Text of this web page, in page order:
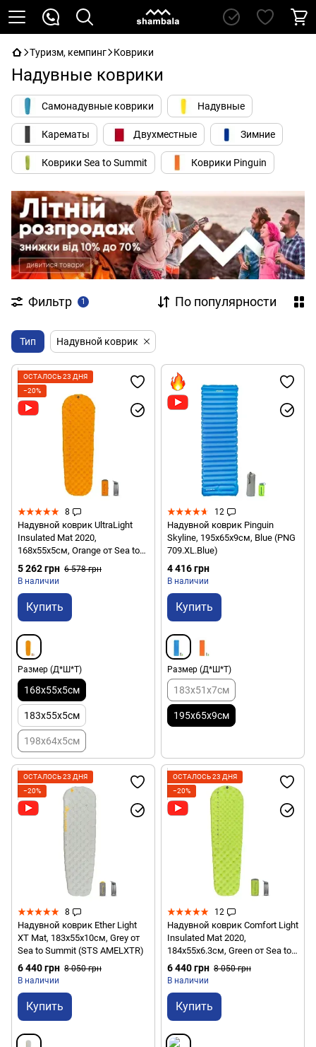
Туризм, кемпинг Коврики
Надувные коврики
Самонадувные коврики Надувные
Карематы Двухместные Зимние
Коврики Sea to Summit Коврики Pinguin
Фильтр 1 По популярности
Тип Надувной коврик
ОСТАЛОСЬ 23 ДНЯ
−20%
8
Надувной коврик UltraLight
Insulated Mat 2020,
168х55х5см, Orange от Sea to
Summit (STS AMULINS_S)
5 262 грн 6 578 грн
В наличии
Купить
Размер (Д*Ш*Т)
168x55x5см
183x55x5см
198x64x5см
12
Надувной коврик Pinguin
Skyline, 195х65х9см, Blue (PNG
709.XL.Blue)
4 416 грн
В наличии
Купить
Размер (Д*Ш*Т)
183x51x7см
195x65x9см
ОСТАЛОСЬ 23 ДНЯ
−20%
8
Надувной коврик Ether Light
XT Mat, 183х55х10см, Grey от
Sea to Summit (STS AMELXTR)
6 440 грн 8 050 грн
В наличии
Купить
ОСТАЛОСЬ 23 ДНЯ
−20%
12
Надувной коврик Comfort Light
Insulated Mat 2020,
184х55х6.3см, Green от Sea to
Summit (STS AMCLINS_R)
6 440 грн 8 050 грн
В наличии
Купить